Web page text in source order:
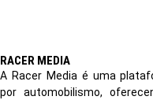
RACER MEDIA
A Racer Media é uma
por automobilismo,